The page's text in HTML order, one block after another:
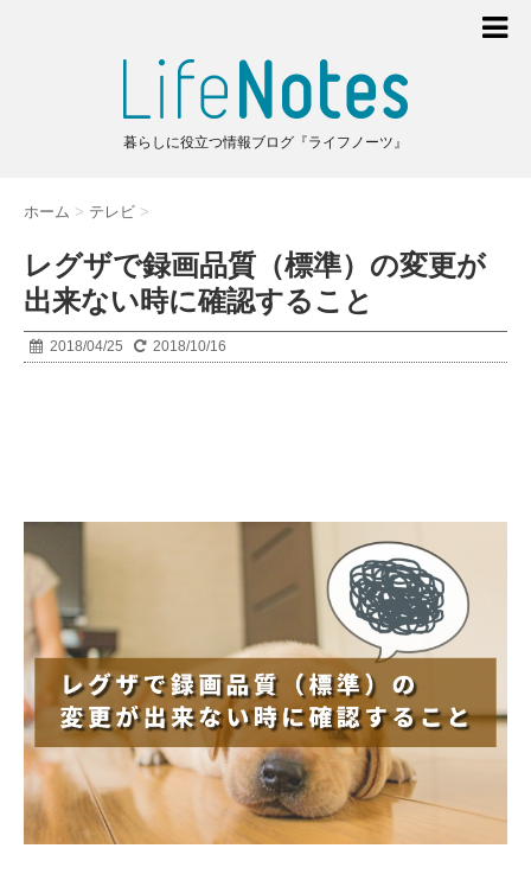
暮らしに役立つ情報ブログ『ライフノーツ』
ホーム > テレビ >
レグザで録画品質（標準）の変更が
出来ない時に確認すること
2018/04/25 2018/10/16